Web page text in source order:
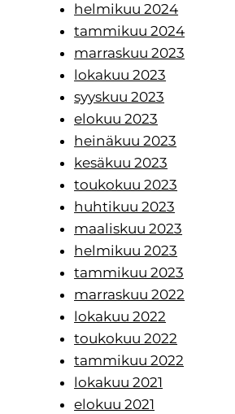
helmikuu 2024
tammikuu 2024
marraskuu 2023
lokakuu 2023
syyskuu 2023
elokuu 2023
heinäkuu 2023
kesäkuu 2023
toukokuu 2023
huhtikuu 2023
maaliskuu 2023
helmikuu 2023
tammikuu 2023
marraskuu 2022
lokakuu 2022
toukokuu 2022
tammikuu 2022
lokakuu 2021
elokuu 2021